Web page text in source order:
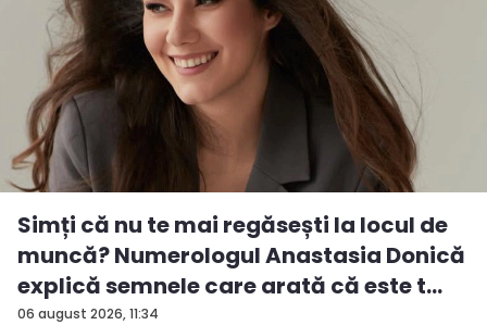
06 august 2026, 11:34
Simți că nu te mai regăsești la locul de
muncă? Numerologul Anastasia Donică
explică semnele care arată că este t...